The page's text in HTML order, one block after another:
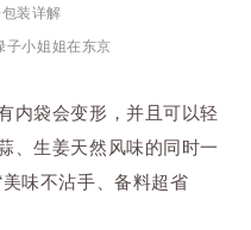
装详解
子小姐姐在东京
内袋会变形，并且可以轻
、生姜天然风味的同时一
味不沾手、备料超省